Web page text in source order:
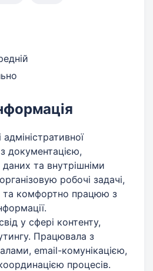
документацією,
та внутрішніми
робочі задачі,
та комфортно працюю з
у сфері контенту,
Працювала з
email-комунікацією,
процесів.